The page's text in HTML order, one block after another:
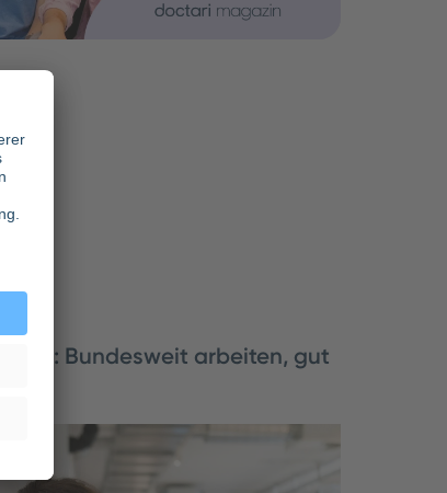
Bundesweit arbeiten, gut
in ganz Deutschland - und die
mit dazu. Wie das